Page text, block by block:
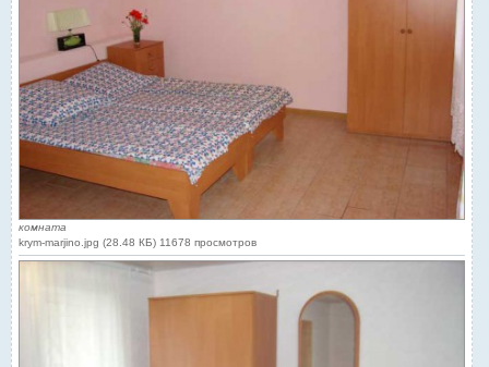
комната
krym-marjino.jpg (28.48 КБ) 11678 просмотров